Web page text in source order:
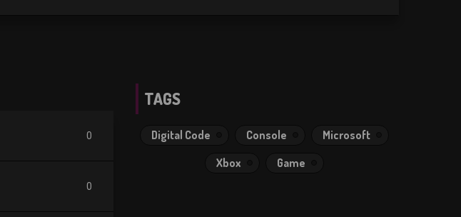
0
0
TAGS
Digital Code Console
Microsoft
Xbox
Game